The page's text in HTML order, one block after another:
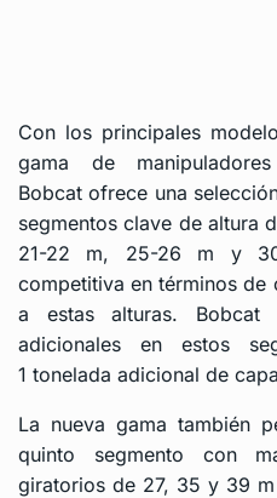
Con los principales
gama de
Bobcat ofrece una
segmentos clave de altura
21-22 m, 25-26 m y
competitiva en términos de
a estas alturas. Bobcat
adicionales en estos
1 tonelada adicional de
La nueva gama también
quinto segmento con
giratorios de 27, 35 y 39